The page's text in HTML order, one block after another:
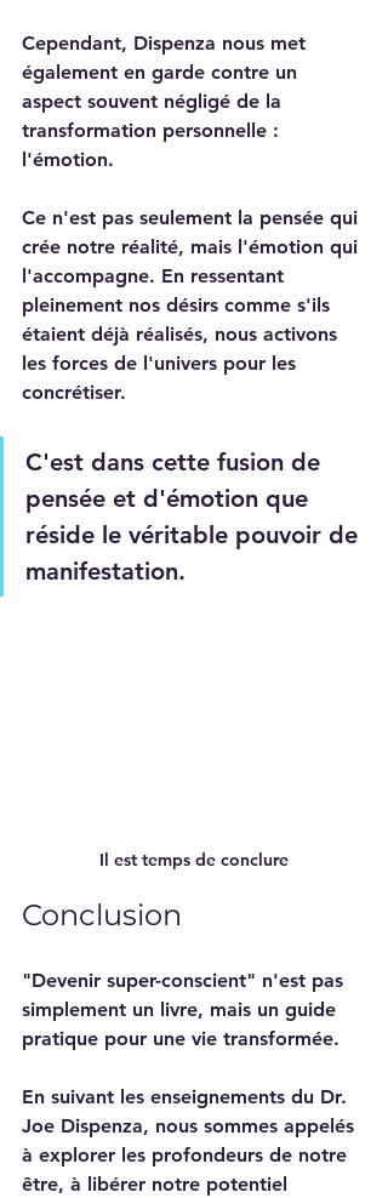
Cependant, Dispenza nous met
également en garde contre un
aspect souvent négligé de la
transformation personnelle :
l'émotion.
Ce n'est pas seulement la pensée qui
crée notre réalité, mais l'émotion qui
l'accompagne. En ressentant
pleinement nos désirs comme s'ils
étaient déjà réalisés, nous activons
les forces de l'univers pour les
concrétiser.
C'est dans cette fusion de
pensée et d'émotion que
réside le véritable pouvoir de
manifestation.
Il est temps de conclure
Conclusion
"Devenir super-conscient" n'est pas
simplement un livre, mais un guide
pratique pour une vie transformée.
En suivant les enseignements du Dr.
Joe Dispenza, nous sommes appelés
à explorer les profondeurs de notre
être, à libérer notre potentiel